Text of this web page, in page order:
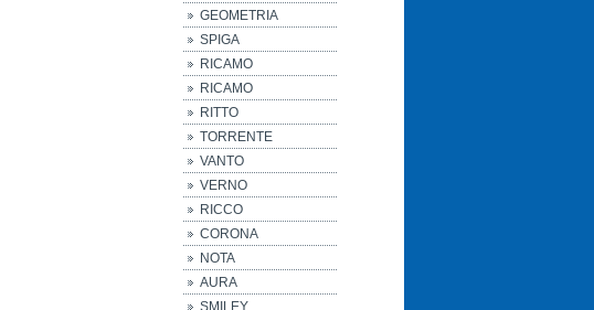
GEOMETRIA
SPIGA
RICAMO
RICAMO
RITTO
TORRENTE
VANTO
VERNO
RICCO
CORONA
NOTA
AURA
SMILEY